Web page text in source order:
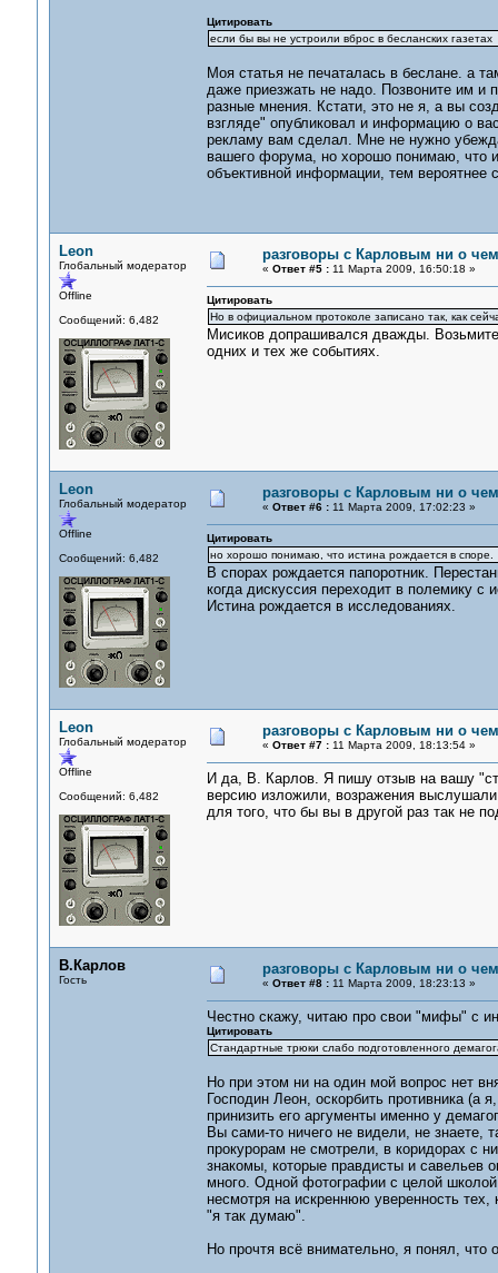
Цитировать
если бы вы не устроили вброс в бесланских газетах
Моя статья не печаталась в беслане. а
даже приезжать не надо. Позвоните им и
разные мнения. Кстати, это не я, а вы
взгляде" опубликовал и информацию о
рекламу вам сделал. Мне не нужно
вашего форума, но хорошо понимаю, что
объективной информации, тем вероятнее
Leon
Глобальный модератор
Offline
Сообщений: 6,482
разговоры с Карловым ни о
« Ответ #5 :11 Марта 2009, 16:50:18 »
Цитировать
Но в официальном протоколе записано так, как
Мисиков допрашивался дважды.
одних и тех же событиях.
Leon
Глобальный модератор
Offline
Сообщений: 6,482
разговоры с Карловым ни о
« Ответ #6 :11 Марта 2009, 17:02:23 »
Цитировать
но хорошо понимаю, что истина рождается в споре.
В спорах рождается папоротник.
когда дискуссия переходит в полемику с
Истина рождается в исследованиях.
Leon
Глобальный модератор
Offline
Сообщений: 6,482
разговоры с Карловым ни о
« Ответ #7 :11 Марта 2009, 18:13:54 »
И да, В. Карлов. Я пишу отзыв на вашу
версию изложили, возражения
для того, что бы вы в другой раз так не
В.Карлов
Гость
разговоры с Карловым ни о
« Ответ #8 :11 Марта 2009, 18:23:13 »
Честно скажу, читаю про свои "мифы" с
Цитировать
Стандартные трюки слабо подготовленного
Но при этом ни на один мой вопрос нет
Господин Леон, оскорбить противника (а
принизить его аргументы именно у
Вы сами-то ничего не видели, не знаете,
прокурорам не смотрели, в коридорах с
знакомы, которые правдисты и савельев
много. Одной фотографии с целой
несмотря на искреннюю уверенность
"я так думаю".
Но прочтя всё внимательно, я понял, что